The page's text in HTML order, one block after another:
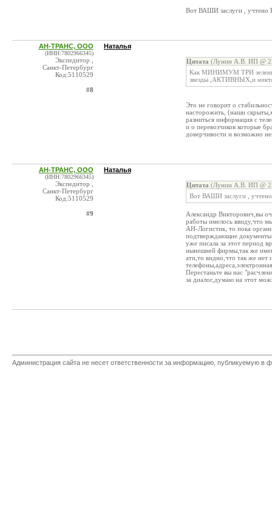
Вот ВАШИ заслуги , учтено
АН-ТРАНС, ООО
(ИНН:7802966345)
Экспедитор ,
Санкт-Петербург
Код:5110529
#8
Наталья
Цитата (Лунин А.В. ИП @
Как МИНИМУМ ТРИ
звезды ,АКТИВНЫХ,и
Это не говорит о
насторожить, (наши
разниться информация с
и о перевозчиков которые
доверчивости и возможно
АН-ТРАНС, ООО
(ИНН:7802966345)
Экспедитор ,
Санкт-Петербург
Код:5110529
#9
Наталья
Цитата (Лунин А.В. ИП @
Вот ВАШИ заслуги ,
Александр Викторович,вы
работы имелось ввиду,что
АН-Логистик, то пока
подтверждающие
уже писала за этот период
нынешней фирмы,так же
ати,то видно,что так же
Перестаньте вы нас
за диалог,думаю на этот
Администрация сайта не несет ответственности за информацию, публикуемую